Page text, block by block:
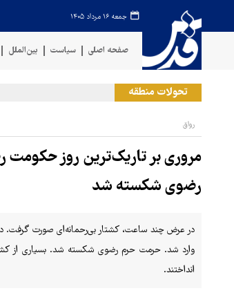
جمعه ۱۶ مرداد ۱۴۰۵
صفحه اصلی سیاست بین‌الملل
تحولات منطقه
رواق
مروری بر تاریک‌ترین روز
رضوی شکسته شد
در عرض چند ساعت، کشتار بی‌رحمانه‌ای صورت گرفت.
وارد شد. حرمت حرم رضوی شکسته شد. بسیاری از
انداختند.